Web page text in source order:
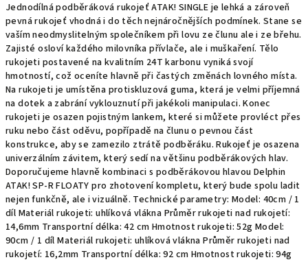
Jednodílná podběráková rukojeť ATAK! SINGLE je lehká a zároveň
pevná rukojeť vhodná i do těch nejnáročnějších podmínek. Stane se
vaším neodmyslitelným společníkem při lovu ze člunu ale i ze břehu.
Zajisté osloví každého milovníka přívlače, ale i muškaření. Tělo
rukojeti postavené na kvalitním 24T karbonu vyniká svojí
hmotností, což oceníte hlavně při častých změnách lovného místa.
Na rukojeti je umístěna protiskluzová guma, která je velmi příjemná
na dotek a zabrání vyklouznutí při jakékoli manipulaci. Konec
rukojeti je osazen pojistným lankem, které si můžete provléct přes
ruku nebo část oděvu, popřípadě na člunu o pevnou část
konstrukce, aby se zamezilo ztrátě podběráku. Rukojeť je osazena
univerzálním závitem, který sedí na většinu podběrákových hlav.
Doporučujeme hlavně kombinaci s podběrákovou hlavou Delphin
ATAK! SP-R FLOATY pro zhotovení kompletu, který bude spolu ladit
nejen funkčně, ale i vizuálně. Technické parametry: Model: 40cm / 1
díl Materiál rukojeti: uhlíková vlákna Průměr rukojeti nad rukojetí:
14,6mm Transportní délka: 42 cm Hmotnost rukojeti: 52g Model:
90cm / 1 díl Materiál rukojeti: uhlíková vlákna Průměr rukojeti nad
rukojetí: 16,2mm Transportní délka: 92 cm Hmotnost rukojeti: 94g